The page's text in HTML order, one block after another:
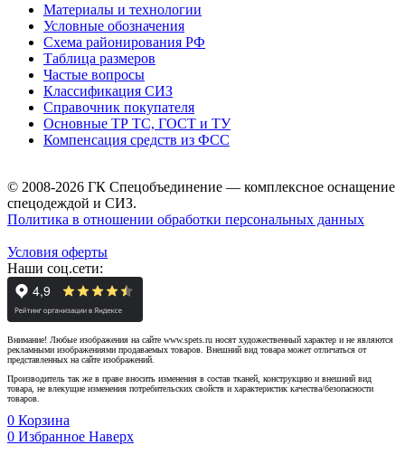
Материалы и технологии
Условные обозначения
Схема районирования РФ
Таблица размеров
Частые вопросы
Классификация СИЗ
Справочник покупателя
Основные ТР ТС, ГОСТ и ТУ
Компенсация средств из ФСС
© 2008-2026 ГК Спецобъединение — комплексное оснащение
спецодеждой и СИЗ.
Политика в отношении обработки персональных данных
Условия оферты
Наши соц.сети:
Внимание! Любые изображения на сайте www.spets.ru носят художественный характер и не являются
рекламными изображениями продаваемых товаров. Внешний вид товара может отличаться от
представленных на сайте изображений.
Производитель так же в праве вносить изменения в состав тканей, конструкцию и внешний вид
товара, не влекущие изменения потребительских свойств и характеристик качества/безопасности
товаров.
0 Корзина
0 Избранное Наверх